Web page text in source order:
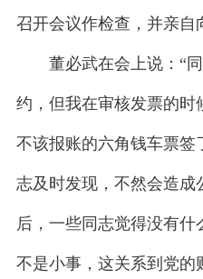
召开会议作检查，并亲自
董必武在会上说：“同
约，但我在审核发票的时
不该报账的六角钱车票签
志及时发现，不然会造成
后，一些同志觉得没有
不是小事，这关系到党的